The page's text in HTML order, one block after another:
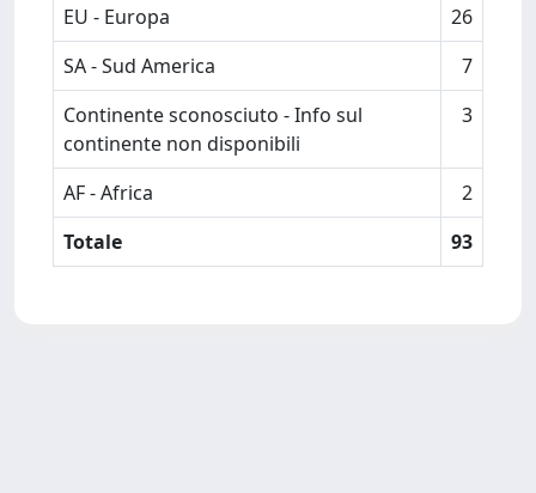
EU - Europa
26
SA - Sud America
7
Continente sconosciuto - Info sul
continente non disponibili
3
AF - Africa
2
Totale
93